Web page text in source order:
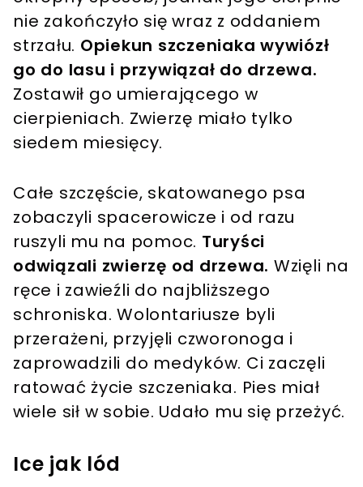
nie zakończyło się wraz z oddaniem
strzału. Opiekun szczeniaka wywiózł
go do lasu i przywiązał do drzewa.
Zostawił go umierającego w
cierpieniach. Zwierzę miało tylko
siedem miesięcy.
Całe szczęście, skatowanego psa
zobaczyli spacerowicze i od razu
ruszyli mu na pomoc. Turyści
odwiązali zwierzę od drzewa. Wzięli na
ręce i zawieźli do najbliższego
schroniska. Wolontariusze byli
przerażeni, przyjęli czworonoga i
zaprowadzili do medyków. Ci zaczęli
ratować życie szczeniaka. Pies miał
wiele sił w sobie. Udało mu się przeżyć.
Ice jak lód